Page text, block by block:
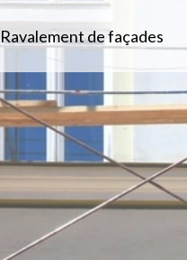
Ravalement de façades